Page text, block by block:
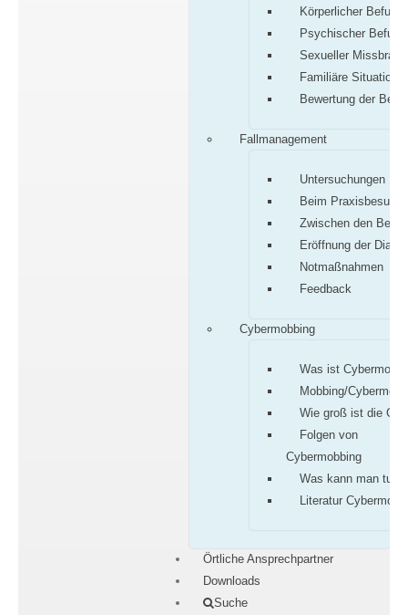
Körperlicher Befund
Psychischer Befund
Sexueller
Familiäre Situation
Bewertung der
Fallmanagement
Untersuchungen
Beim Praxisbesuch
Zwischen den
Eröffnung der
Notmaßnahmen
Feedback
Cybermobbing
Was ist
Mobbing/
Wie groß ist die
Folgen von
Cybermobbing
Was kann man tun?
Literatur
Örtliche Ansprechpartner
Downloads
Suche